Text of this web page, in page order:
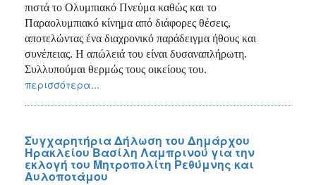
πιστά το Ολυμπιακό Πνεύμα καθώς και το
Παραολυμπιακό κίνημα από διάφορες θέσεις,
αποτελώντας ένα διαχρονικό παράδειγμα ήθους και
συνέπειας. Η απώλειά του είναι δυσαναπλήρωτη.
Συλλυπούμαι θερμώς τους οικείους του.
περισσότερα...
Συγχαρητήρια Δήλωση του Δημάρχου
Ηρακλείου Βασίλη Λαμπρινού για την
εκλογή του Μητροπολίτη Ρεθύμνης και
Αυλοποτάμου